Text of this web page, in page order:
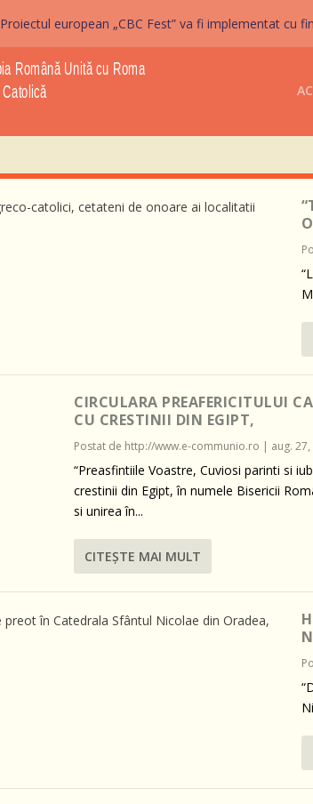
Proiectul european „CBC Fest” va fi implementat cu
CIRCULARA PREAFERICITULUI
CU CRESTINII DIN EGIPT,
Postat de http://www.e-communio.ro | aug.
“Preasfintiile Voastre, Cuviosi parinti si
crestinii din Egipt, în numele Bisericii
si unirea în...
CITEŞTE MAI MULT